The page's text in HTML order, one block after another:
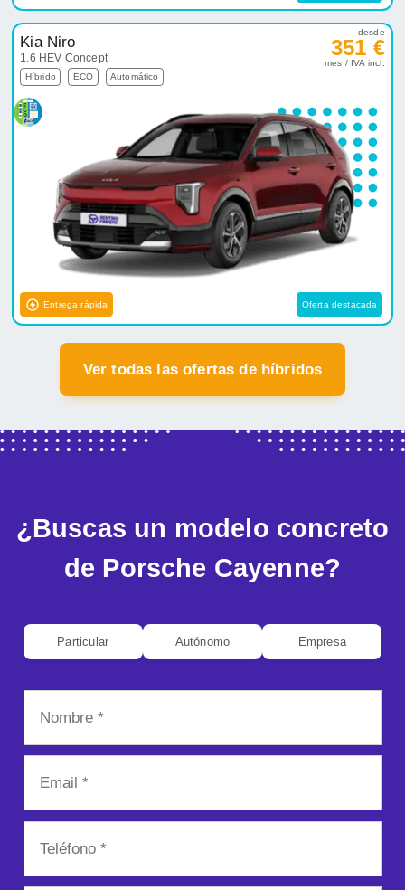
Entrega rápida Oferta destacada
Ver todas las ofertas de híbridos
¿Buscas un modelo concreto